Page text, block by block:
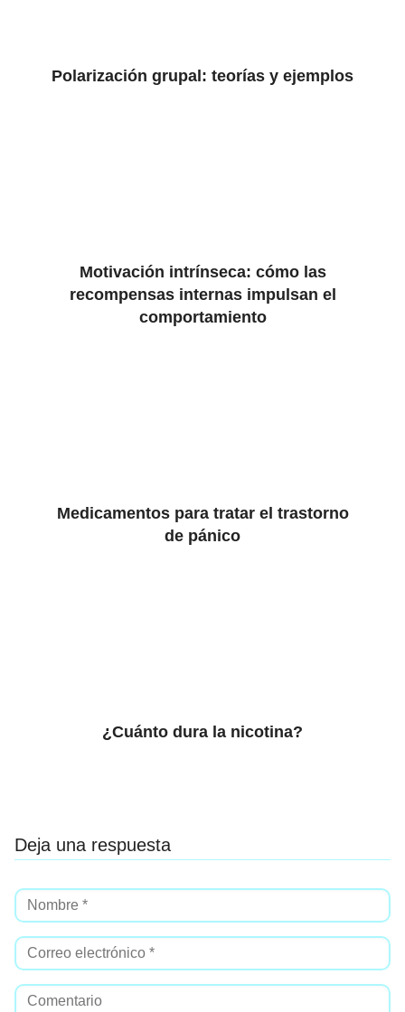
Polarización grupal: teorías y ejemplos
Motivación intrínseca: cómo las
recompensas internas impulsan el
comportamiento
Medicamentos para tratar el trastorno
de pánico
¿Cuánto dura la nicotina?
Deja una respuesta